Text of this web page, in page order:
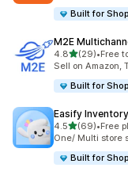
Built for
M2E
4.8เต็ม 5 ดาว
(29)
ทั้งหมด 29 รีวิว
•Free
Sell on Amazon,
Built for
Easify
4.5เต็ม 5 ดาว
(69)
ทั้งหมด 69 รีวิว
•Free
One/ Multi store
Built for